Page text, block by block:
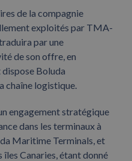
de la compagnie
exploités par TMA-
par une
de son offre, en
Boluda
chaîne logistique.
engagement stratégique
dans les terminaux à
Maritime Terminals, et
Canaries, étant donné